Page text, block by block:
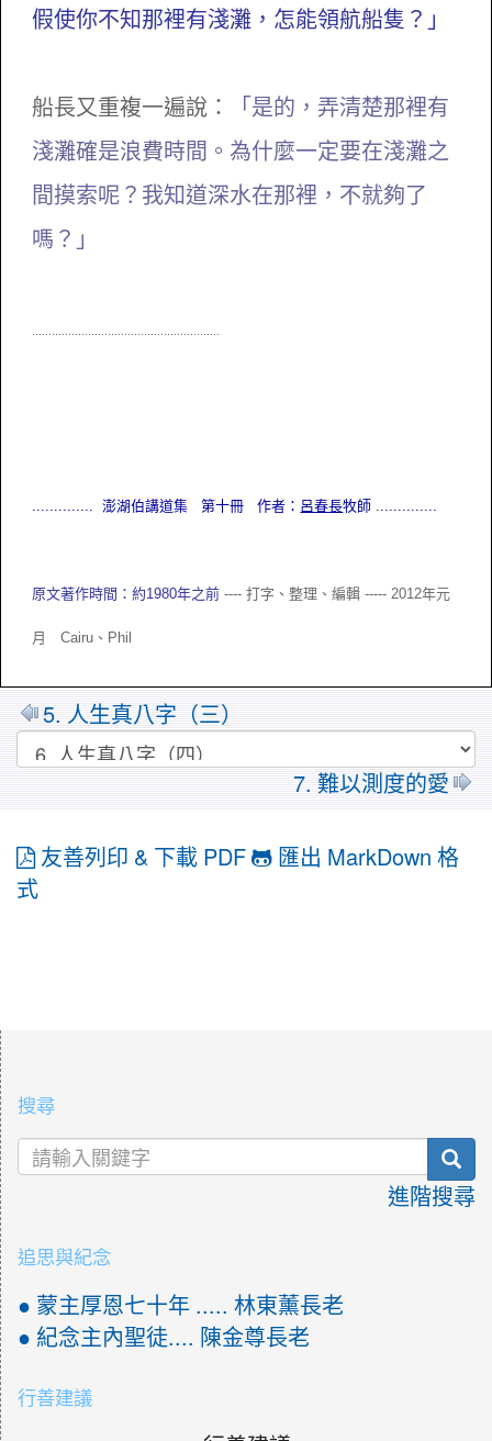
假使你不知那裡有淺灘，怎能領航船隻？」
船長又重複一遍說：
「是的，弄清楚那裡有
淺灘確是浪費時間。為什麼一定要在淺灘之
間摸索呢？我知道深水在那裡，不就夠了
嗎？」
.........................................................
.............. 澎湖伯講道集 第十冊 作者： 呂春長牧師
原文著作時間：約1980年之前 ---- 打字、整理、編輯 ----- 2012年元
月 Cairu、 Phil
5. 人生真八字（三）
7. 難以測度的愛
友善列印 & 下載 PDF
匯出 MarkDown 格
式
搜尋
進階搜尋
追思與紀念
● 蒙主厚恩七十年 ..... 林東薰長老
● 紀念主內聖徒.... 陳金尊長老
行善建議